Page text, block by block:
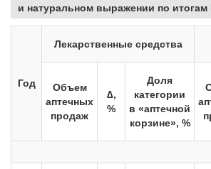
и натуральном выражении по итогам I
Год
Лекарственные средства
Объем
аптечных
продаж
∆,
%
Доля
категории
в «аптечной
корзине», %